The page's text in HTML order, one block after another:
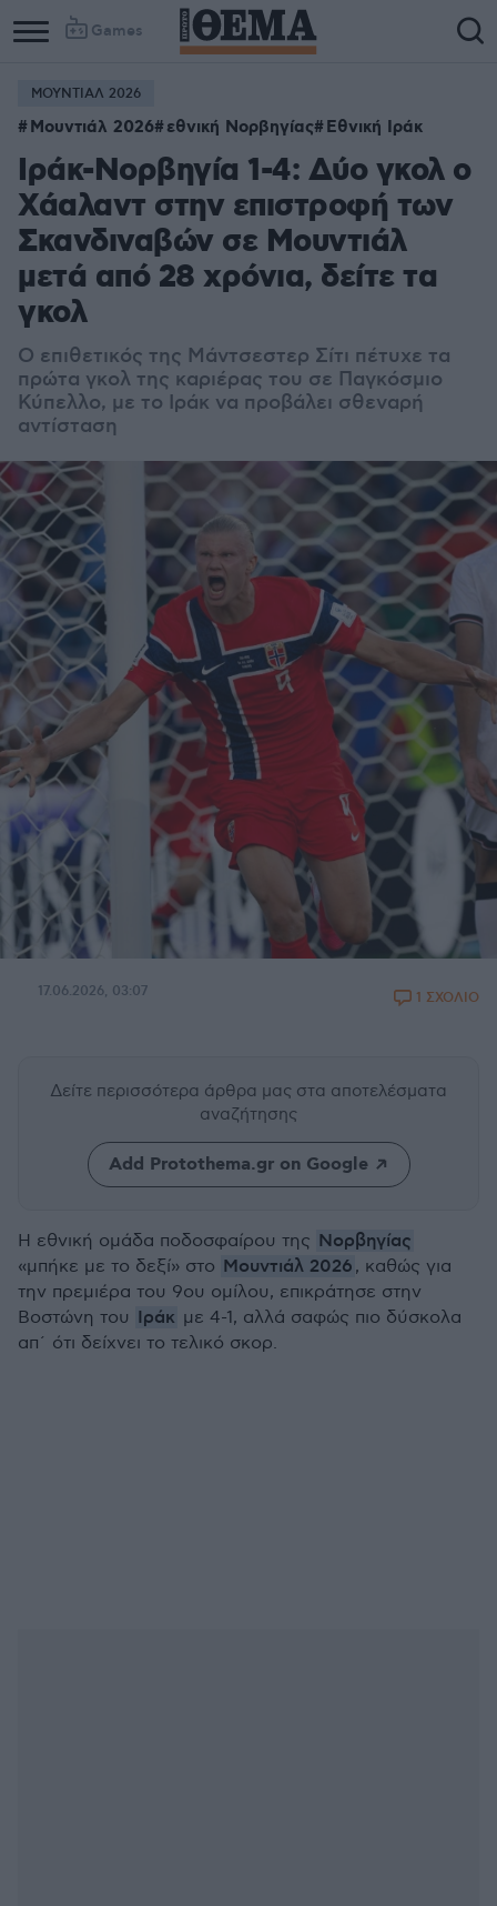
Games
ΜΟΥΝΤΙΑΛ 2026
Μουντιάλ 2026 εθνική Νορβηγίας Εθνική Ιράκ
Ιράκ-Νορβηγία 1-4: Δύο γκολ ο
Χάαλαντ στην επιστροφή των
Σκανδιναβών σε Μουντιάλ
μετά από 28 χρόνια, δείτε τα
γκολ
Ο επιθετικός της Μάντσεστερ Σίτι πέτυχε τα
πρώτα γκολ της καριέρας του σε Παγκόσμιο
Κύπελλο, με το Ιράκ να προβάλει σθεναρή
αντίσταση
17.06.2026, 03:07 1 ΣΧΟΛΙΟ
Δείτε περισσότερα άρθρα μας στα αποτελέσματα
αναζήτησης
Add Protothema.gr on Google
Η εθνική ομάδα ποδοσφαίρου της Νορβηγίας
«μπήκε με το δεξί» στο Μουντιάλ 2026 , καθώς για
την πρεμιέρα του 9ου ομίλου, επικράτησε στην
Βοστώνη του Ιράκ με 4-1, αλλά σαφώς πιο δύσκολα
απ΄ ότι δείχνει το τελικό σκορ.